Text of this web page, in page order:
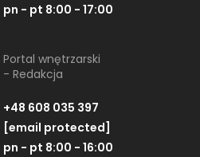
pn - pt 8:00 - 17:00
Portal wnętrzarski
- Redakcja
+48 608 035 397
[email protected]
pn - pt 8:00 - 16:00